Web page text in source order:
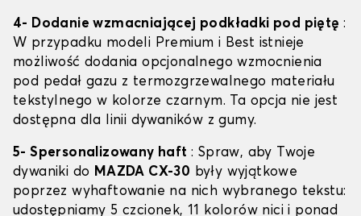
4- Dodanie wzmacniającej podkładki pod piętę :
W przypadku modeli Premium i Best istnieje
możliwość dodania opcjonalnego wzmocnienia
pod pedał gazu z termozgrzewalnego materiału
tekstylnego w kolorze czarnym. Ta opcja nie jest
dostępna dla linii dywaników z gumy.
5- Spersonalizowany haft : Spraw, aby Twoje
dywaniki do MAZDA CX-30 były wyjątkowe
poprzez wyhaftowanie na nich wybranego tekstu:
udostępniamy 5 czcionek, 11 kolorów nici i ponad